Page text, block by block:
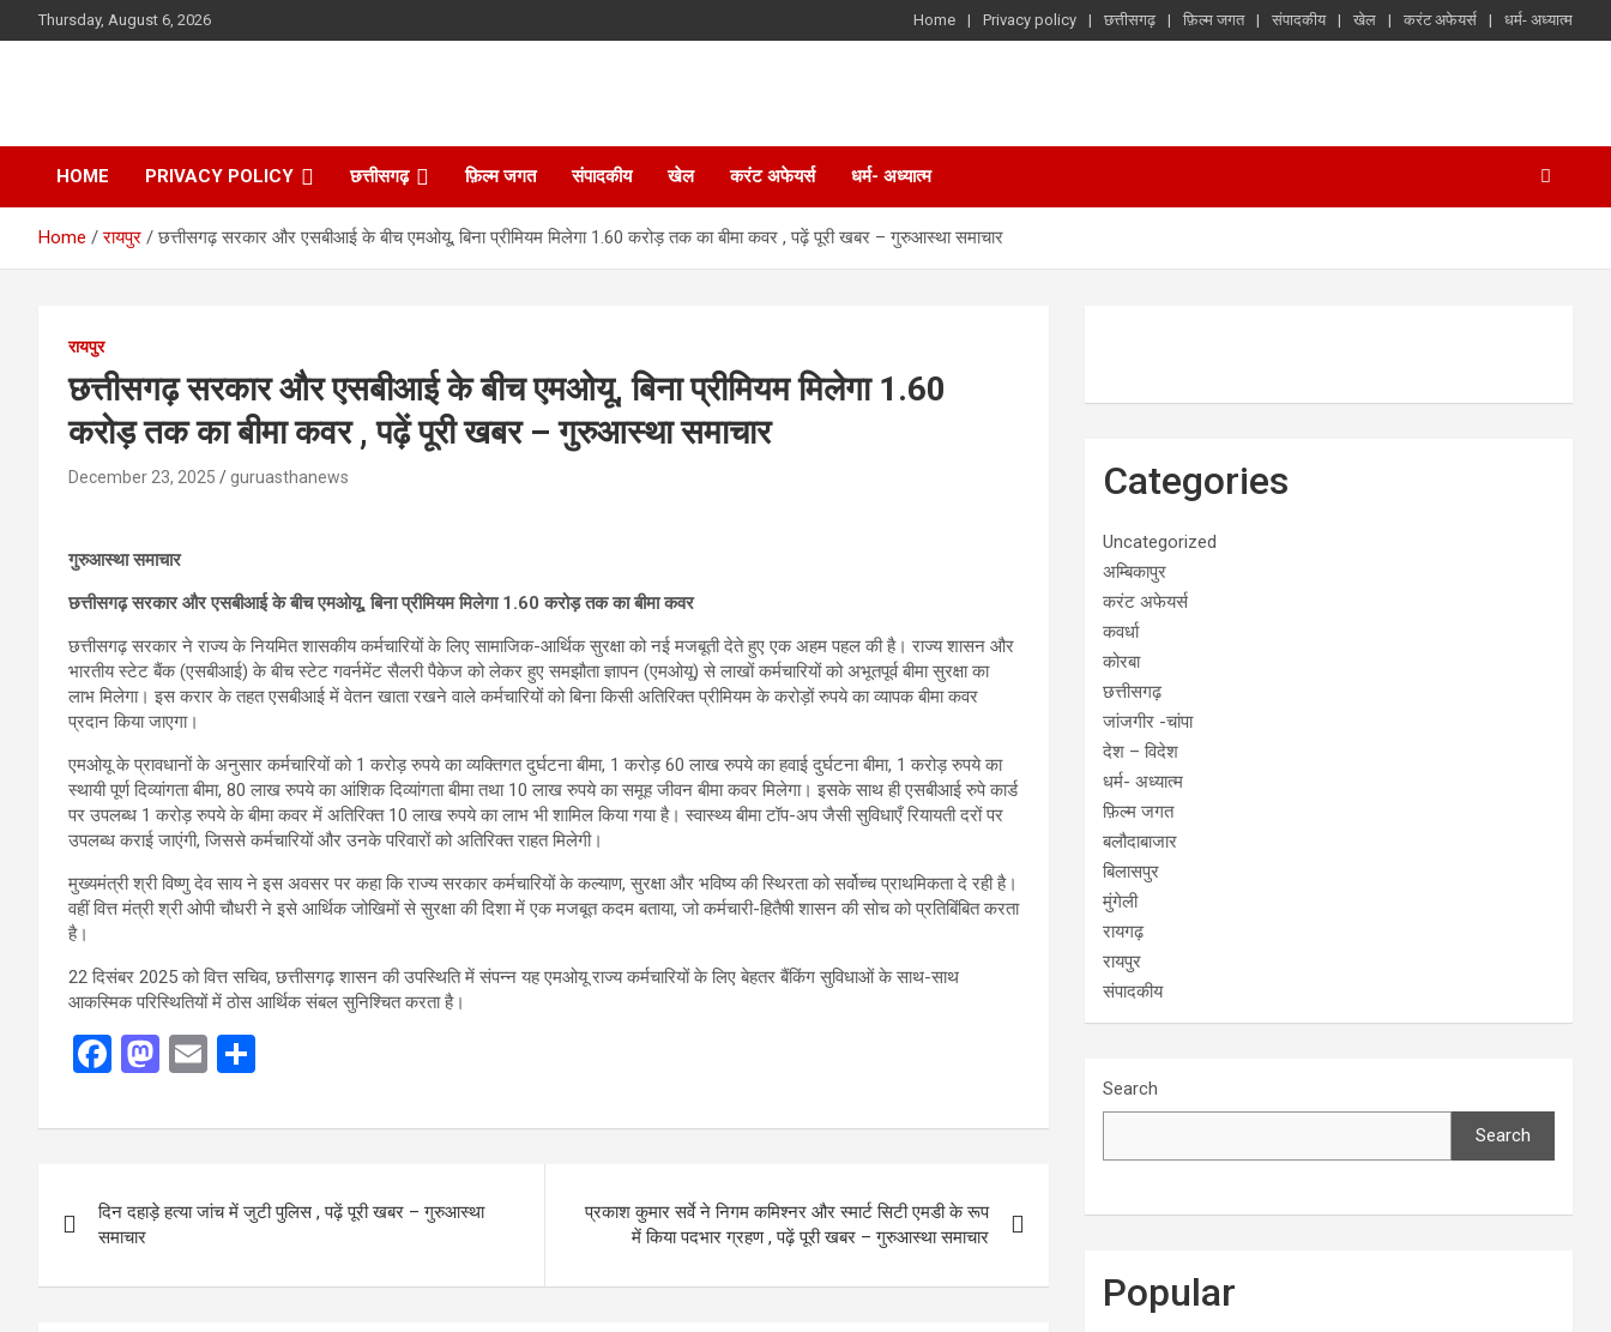
to
Thursday, August 6, 2026 Home Privacy policy छत्तीसगढ़ फ़िल्म जगत संपादकीय खेल करंट अफेयर्स धर्म- अध्यात्म
HOME PRIVACY POLICY छत्तीसगढ़ फ़िल्म जगत संपादकीय खेल करंट अफेयर्स धर्म- अध्यात्म
Home रायपुर छत्तीसगढ़ सरकार और एसबीआई के बीच एमओयू, बिना प्रीमियम मिलेगा 1.60 करोड़ तक का बीमा कवर , पढ़ें पूरी खबर – गुरुआस्था समाचार
रायपुर
छत्तीसगढ़ सरकार और एसबीआई के बीच एमओयू, बिना प्रीमियम मिलेगा 1.60
करोड़ तक का बीमा कवर , पढ़ें पूरी खबर – गुरुआस्था समाचार
December 23, 2025 guruasthanews
गुरुआस्था समाचार
छत्तीसगढ़ सरकार और एसबीआई के बीच एमओयू, बिना प्रीमियम मिलेगा 1.60 करोड़ तक का बीमा कवर
छत्तीसगढ़ सरकार ने राज्य के नियमित शासकीय कर्मचारियों के लिए सामाजिक-आर्थिक सुरक्षा को नई मजबूती देते हुए एक अहम पहल की है। राज्य शासन और
भारतीय स्टेट बैंक (एसबीआई) के बीच स्टेट गवर्नमेंट सैलरी पैकेज को लेकर हुए समझौता ज्ञापन (एमओयू) से लाखों कर्मचारियों को अभूतपूर्व बीमा सुरक्षा का
लाभ मिलेगा। इस करार के तहत एसबीआई में वेतन खाता रखने वाले कर्मचारियों को बिना किसी अतिरिक्त प्रीमियम के करोड़ों रुपये का व्यापक बीमा कवर
प्रदान किया जाएगा।
एमओयू के प्रावधानों के अनुसार कर्मचारियों को 1 करोड़ रुपये का व्यक्तिगत दुर्घटना बीमा, 1 करोड़ 60 लाख रुपये का हवाई दुर्घटना बीमा, 1 करोड़ रुपये का
स्थायी पूर्ण दिव्यांगता बीमा, 80 लाख रुपये का आंशिक दिव्यांगता बीमा तथा 10 लाख रुपये का समूह जीवन बीमा कवर मिलेगा। इसके साथ ही एसबीआई रुपे कार्ड
पर उपलब्ध 1 करोड़ रुपये के बीमा कवर में अतिरिक्त 10 लाख रुपये का लाभ भी शामिल किया गया है। स्वास्थ्य बीमा टॉप-अप जैसी सुविधाएँ रियायती दरों पर
उपलब्ध कराई जाएंगी, जिससे कर्मचारियों और उनके परिवारों को अतिरिक्त राहत मिलेगी।
मुख्यमंत्री श्री विष्णु देव साय ने इस अवसर पर कहा कि राज्य सरकार कर्मचारियों के कल्याण, सुरक्षा और भविष्य की स्थिरता को सर्वोच्च प्राथमिकता दे रही है।
वहीं वित्त मंत्री श्री ओपी चौधरी ने इसे आर्थिक जोखिमों से सुरक्षा की दिशा में एक मजबूत कदम बताया, जो कर्मचारी-हितैषी शासन की सोच को प्रतिबिंबित करता
है।
22 दिसंबर 2025 को वित्त सचिव, छत्तीसगढ़ शासन की उपस्थिति में संपन्न यह एमओयू राज्य कर्मचारियों के लिए बेहतर बैंकिंग सुविधाओं के साथ-साथ
आकस्मिक परिस्थितियों में ठोस आर्थिक संबल सुनिश्चित करता है।
F
ce
o
o
k
M
st
d
n
E
ail ar
navigation
दिन दहाड़े हत्या जांच में जुटी पुलिस , पढ़ें पूरी खबर – गुरुआस्था
समाचार
प्रकाश कुमार सर्वे ने निगम कमिश्नर और स्मार्ट सिटी एमडी के रूप
में किया पदभार ग्रहण , पढ़ें पूरी खबर – गुरुआस्था समाचार
Categories
Uncategorized
अम्बिकापुर
करंट अफेयर्स
कवर्धा
कोरबा
छत्तीसगढ़
जांजगीर -चांपा
देश – विदेश
धर्म- अध्यात्म
फ़िल्म जगत
बलौदाबाजार
बिलासपुर
मुंगेली
रायगढ़
रायपुर
संपादकीय
Search
Search
Popular